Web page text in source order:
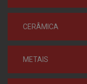
CERÂMICA
METAIS